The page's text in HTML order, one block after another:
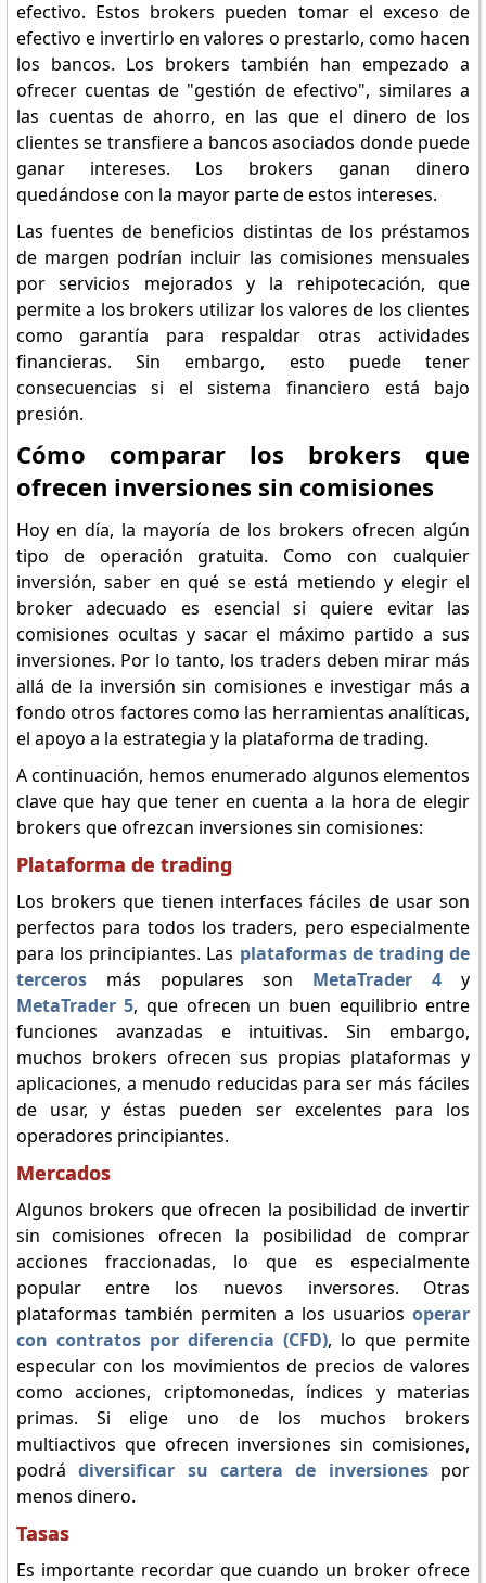
efectivo. Estos brokers pueden tomar el exceso de
efectivo e invertirlo en valores o prestarlo, como hacen
los bancos. Los brokers también han empezado a
ofrecer cuentas de "gestión de efectivo", similares a
las cuentas de ahorro, en las que el dinero de los
clientes se transfiere a bancos asociados donde puede
ganar intereses. Los brokers ganan dinero
quedándose con la mayor parte de estos intereses.
Las fuentes de beneficios distintas de los préstamos
de margen podrían incluir las comisiones mensuales
por servicios mejorados y la rehipotecación, que
permite a los brokers utilizar los valores de los clientes
como garantía para respaldar otras actividades
financieras. Sin embargo, esto puede tener
consecuencias si el sistema financiero está bajo
presión.
Cómo comparar los brokers que
ofrecen inversiones sin comisiones
Hoy en día, la mayoría de los brokers ofrecen algún
tipo de operación gratuita. Como con cualquier
inversión, saber en qué se está metiendo y elegir el
broker adecuado es esencial si quiere evitar las
comisiones ocultas y sacar el máximo partido a sus
inversiones. Por lo tanto, los traders deben mirar más
allá de la inversión sin comisiones e investigar más a
fondo otros factores como las herramientas analíticas,
el apoyo a la estrategia y la plataforma de trading.
A continuación, hemos enumerado algunos elementos
clave que hay que tener en cuenta a la hora de elegir
brokers que ofrezcan inversiones sin comisiones:
Plataforma de trading
Los brokers que tienen interfaces fáciles de usar son
perfectos para todos los traders, pero especialmente
para los principiantes. Las plataformas de trading de
tercerosmás populares son MetaTrader 4 y
MetaTrader 5, que ofrecen un buen equilibrio entre
funciones avanzadas e intuitivas. Sin embargo,
muchos brokers ofrecen sus propias plataformas y
aplicaciones, a menudo reducidas para ser más fáciles
de usar, y éstas pueden ser excelentes para los
operadores principiantes.
Mercados
Algunos brokers que ofrecen la posibilidad de invertir
sin comisiones ofrecen la posibilidad de comprar
acciones fraccionadas, lo que es especialmente
popular entre los nuevos inversores. Otras
plataformas también permiten a los usuariosoperar
con contratos por diferencia (CFD), lo que permite
especular con los movimientos de precios de valores
como acciones, criptomonedas, índices y materias
primas. Si elige uno de los muchos brokers
multiactivos que ofrecen inversiones sin comisiones,
podrádiversificar su cartera de inversionespor
menos dinero.
Tasas
Es importante recordar que cuando un broker ofrece